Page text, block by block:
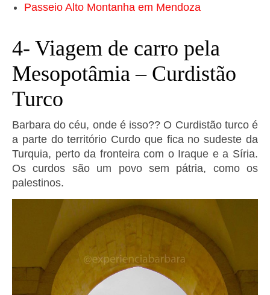
Passeio Alto Montanha em Mendoza
4- Viagem de carro pela
Mesopotâmia – Curdistão
Turco
Barbara do céu, onde é isso?? O Curdistão turco é
a parte do território Curdo que fica no sudeste da
Turquia, perto da fronteira com o Iraque e a Síria.
Os curdos são um povo sem pátria, como os
palestinos.